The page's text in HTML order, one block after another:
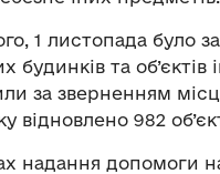
1 листопада було
будинків та об’єктів
за зверненням
відновлено 982
надання допомоги